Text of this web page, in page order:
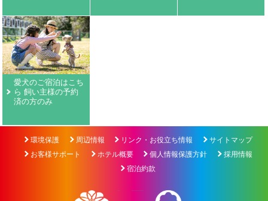
愛犬のご宿泊はこち
ら 飼い主様の予約
済の方のみ
環境保護 周辺情報 リンク・お役立ち情報
サイトマップ
お客様サポート
ホテル概要 個人情報保護方針
採用情報
宿泊約款